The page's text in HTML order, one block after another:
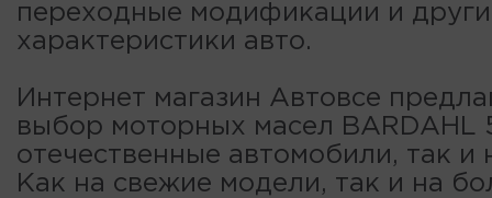
переходные модификации и
характеристики авто.
Интернет магазин Автовсе
выбор моторных масел BARDAHL
отечественные автомобили, так и
Как на свежие модели, так и на